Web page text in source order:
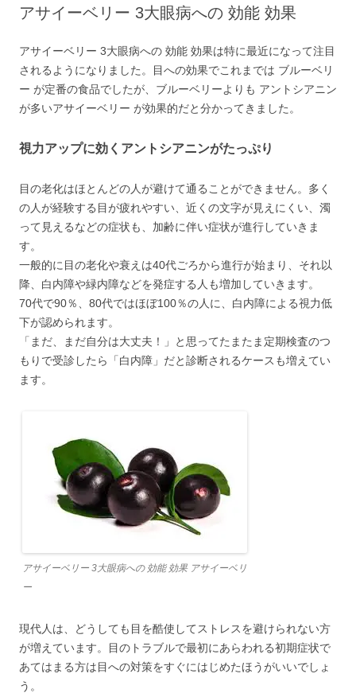
アサイーベリー 3大眼病への 効能 効果
アサイーベリー 3大眼病への 効能 効果は特に最近になって注目
されるようになりました。目への効果でこれまでは ブルーベリ
ー が定番の食品でしたが、ブルーベリーよりも アントシアニン
が多いアサイーベリー が効果的だと分かってきました。
視力アップに効くアントシアニンがたっぷり
目の老化はほとんどの人が避けて通ることができません。多く
の人が経験する目が疲れやすい、近くの文字が見えにくい、濁
って見えるなどの症状も、加齢に伴い症状が進行していきま
す。
一般的に目の老化や衰えは40代ごろから進行が始まり、それ以
降、白内障や緑内障などを発症する人も増加していきます。
70代で90％、80代ではほぼ100％の人に、白内障による視力低
下が認められます。
「まだ、まだ自分は大丈夫！」と思ってたまたま定期検査のつ
もりで受診したら「白内障」だと診断されるケースも増えてい
ます。
アサイーベリー 3大眼病への 効能 効果 アサイーベリ
ー
現代人は、どうしても目を酷使してストレスを避けられない方
が増えています。目のトラブルで最初にあらわれる初期症状で
あてはまる方は目への対策をすぐにはじめたほうがいいでしょ
う。